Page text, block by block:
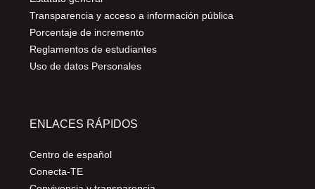
Transparencia y acceso a información pública
Porcentaje de incremento
Reglamentos de estudiantes
Uso de datos Personales
ENLACES RÁPIDOS
Centro de español
Conecta-TE